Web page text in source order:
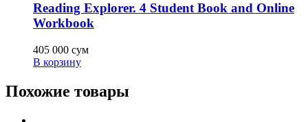
Reading Explorer. 4 Student Book and Online
Workbook
405 000 сум
В корзину
Похожие товары